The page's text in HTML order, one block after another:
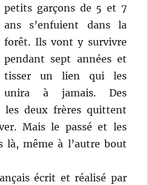
petits garçons de 5 et 7
ans s’enfuient dans la
forêt. Ils vont y survivre
pendant sept années et
tisser un lien qui les
unira à jamais. Des
les deux frères quittent
Mais le passé et les
là, même à l’autre bout
écrit et réalisé par